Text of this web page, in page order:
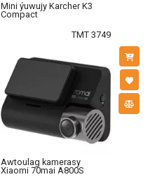
Mini ýuwujy Karcher K3
Compact
TMT 3749
Awtoulag kamerasy
Xiaomi 70mai A800S